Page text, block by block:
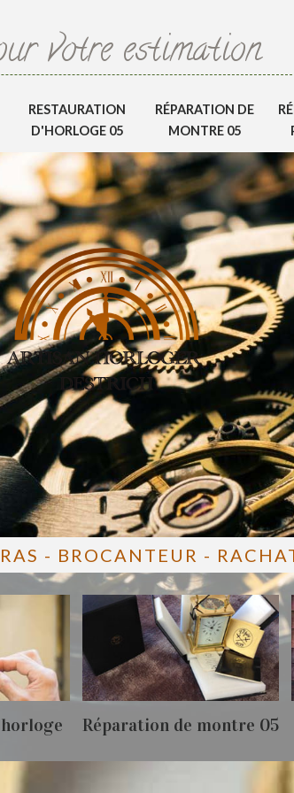
votre estimation
RESTAURATION
D'HORLOGE 05
RÉPARATION DE
MONTRE 05
- BROCANTEUR -
Réparation de montre 05